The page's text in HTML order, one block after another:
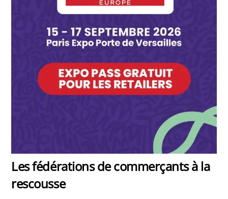
Les fédérations de commerçants à la
rescousse